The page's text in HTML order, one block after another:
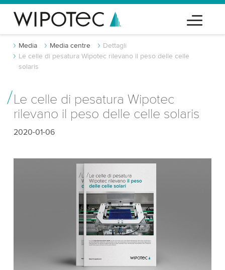
Media Media centre
Dettagli
Le celle di pesatura Wipotec rilevano il peso delle celle
solaris
Le celle di pesatura Wipotec
rilevano il peso delle celle solaris
2020-01-06